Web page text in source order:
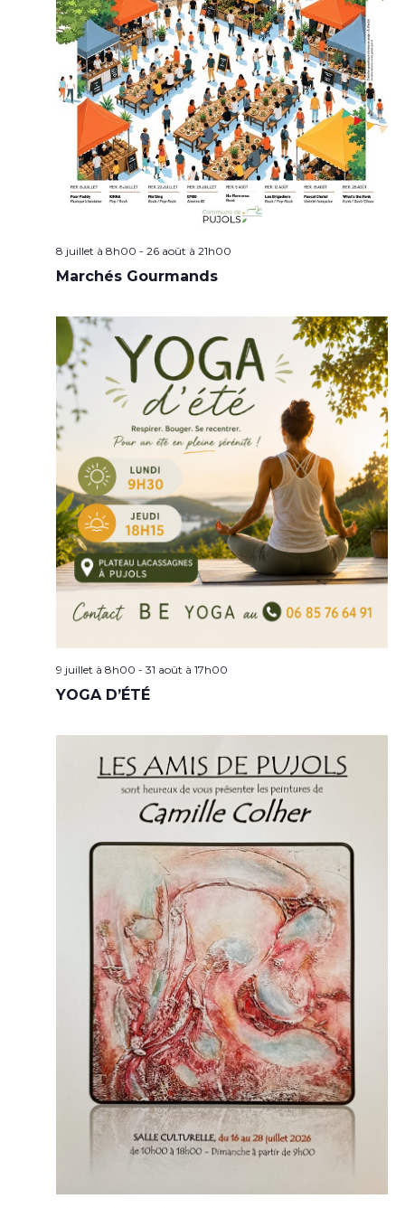
8 juillet à 8h00 - 26 août à 21h00
Marchés Gourmands
9 juillet à 8h00 - 31 août à 17h00
YOGA D’ÉTÉ